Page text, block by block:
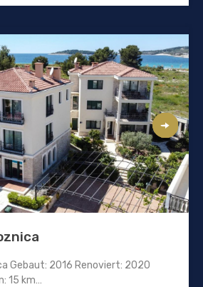
Gebaut: 2016 Renoviert: 2020
15 km…